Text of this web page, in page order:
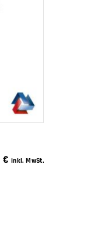
€ inkl. MwSt.